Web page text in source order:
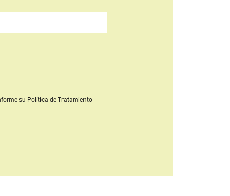
su Política de Tratamiento